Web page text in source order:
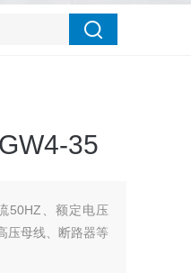
35
50HZ、额定电压
压母线、断路器等